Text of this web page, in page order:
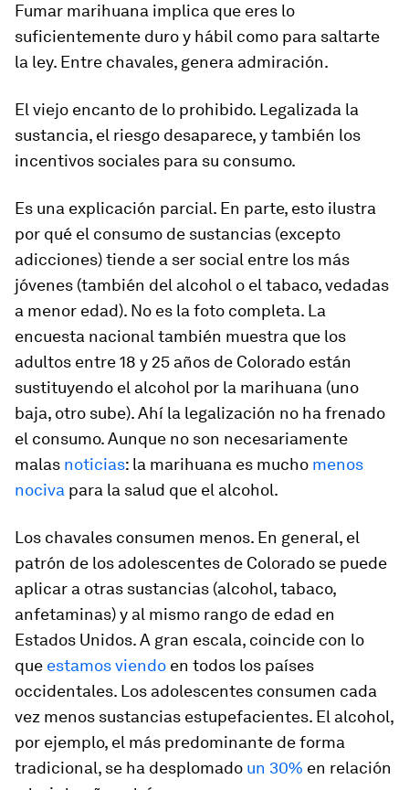
Fumar marihuana implica que eres lo
suficientemente duroy hábil como para saltarte
la ley. Entre chavales, genera admiración.
El viejo encanto de lo prohibido. Legalizada la
sustancia, el riesgo desaparece, y también los
incentivos sociales para su consumo.
Es una explicación parcial. En parte, esto ilustra
por qué el consumo de sustancias (excepto
adicciones) tiende a ser social entre los más
jóvenes (también del alcohol o el tabaco, vedadas
a menor edad). No es la foto completa. La
encuesta nacional también muestra que los
adultos entre 18 y 25 años de Colorado están
sustituyendo el alcohol por la marihuana (uno
baja, otro sube). Ahí la legalización no ha frenado
el consumo. Aunque no son necesariamente
malas noticias: la marihuana es mucho menos
nociva para la salud que el alcohol.
Los chavales consumen menos. En general, el
patrón de los adolescentes de Colorado se puede
aplicar a otras sustancias (alcohol, tabaco,
anfetaminas) y al mismo rango de edad en
Estados Unidos. A gran escala, coincide con lo
que estamos viendo en todos los países
occidentales. Los adolescentes consumen cada
vez menos sustancias estupefacientes. El alcohol,
por ejemplo, el más predominante de forma
tradicional, se ha desplomado un 30% en relación